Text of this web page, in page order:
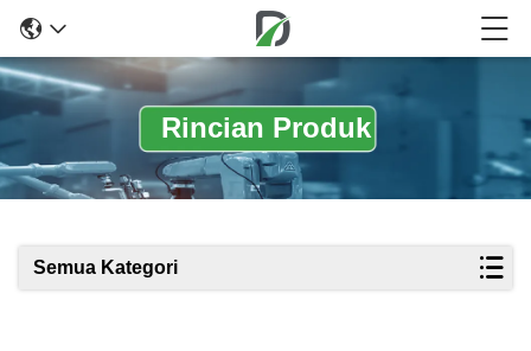
Rincian Produk
Semua Kategori